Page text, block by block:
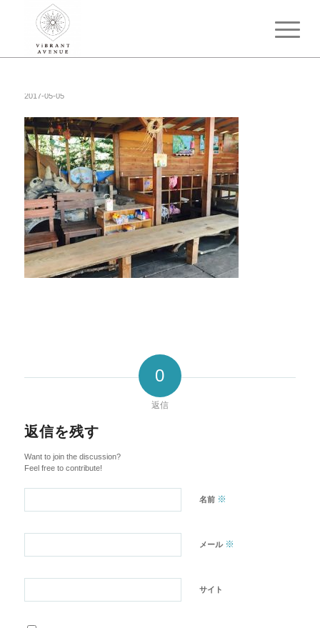
2017-05-05
0
返信
返信を残す
Want to join the discussion?
Feel free to contribute!
名前 ※
メール ※
サイト